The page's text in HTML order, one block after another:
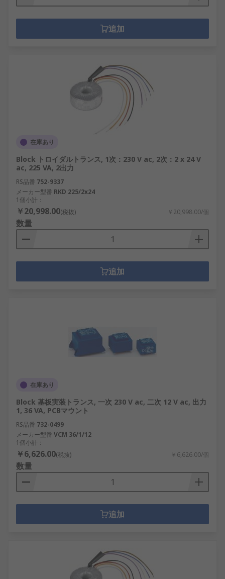
追加
在庫あり
Block トロイダルトランス, 1次：230 V ac, 2次：2 x 24 V
ac, 225 VA, 2出力
RS品番 752-9337
メーカー型番 RKD 225/2x24
1個小計：
￥20,998.00(税抜) ￥20,998.00/個
数量
追加
在庫あり
Block 基板実装トランス, 一次 230 V ac, 二次 12 V ac, 出力
1, 36 VA, PCBマウント
RS品番 732-0499
メーカー型番 VCM 36/1/12
1個小計：
￥6,626.00(税抜) ￥6,626.00/個
数量
追加